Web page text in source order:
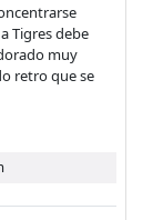
Tigres debe
muy
retro que se